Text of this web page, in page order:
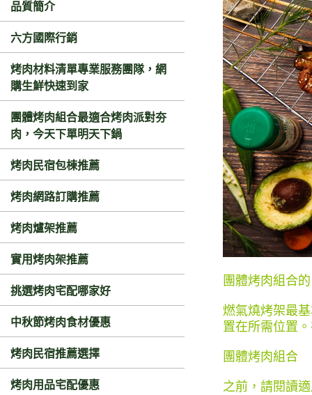
品質簡介
六方國際行銷
烤肉材料清單專業服務團隊，網
購生鮮快速到家
團體烤肉組合最適合烤肉派對夯
肉，今天下單明天下鍋
烤肉民宿包棟推薦
烤肉網路訂購推薦
烤肉爐架推薦
實用烤肉架推薦
挑選烤肉宅配哪家好
中秋節烤肉食材優惠
烤肉民宿推薦選擇
烤肉用品宅配優惠
團體烤肉組合的
燃氣燒烤架最
置在所需位置
團體烤肉組合
之前，請閱讀